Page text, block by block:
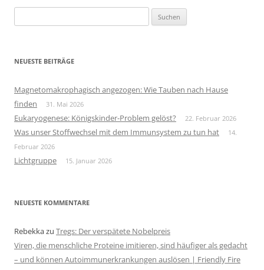
nach:
NEUESTE BEITRÄGE
Magnetomakrophagisch angezogen: Wie Tauben nach Hause
finden
31. Mai 2026
Eukaryogenese: Königskinder-Problem gelöst? 22. Februar 2026
Was unser Stoffwechsel mit dem Immunsystem zu tun hat
14.
Februar 2026
Lichtgruppe 15. Januar 2026
NEUESTE KOMMENTARE
Rebekkazu Tregs: Der verspätete Nobelpreis
Viren, die menschliche Proteine imitieren, sind häufiger als gedacht
– und können Autoimmunerkrankungen auslösen | Friendly Fire